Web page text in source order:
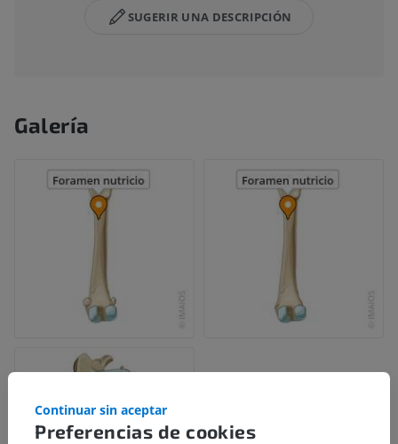
SUGERIR UNA DESCRIPCIÓN
Galería
Preferencias de cookies
Continuar sin aceptar